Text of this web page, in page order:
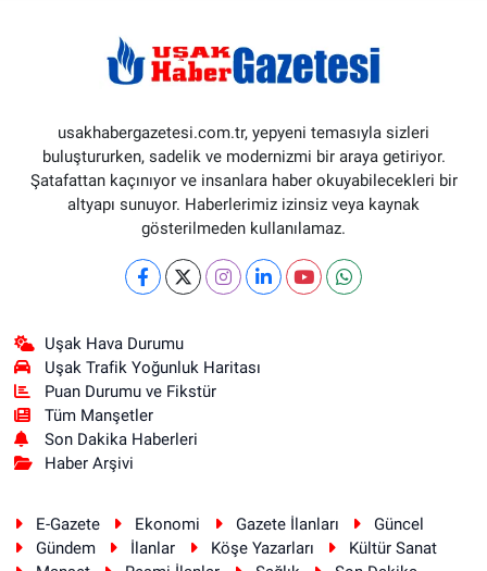
usakhabergazetesi.com.tr, yepyeni temasıyla sizleri
buluştururken, sadelik ve modernizmi bir araya getiriyor.
Şatafattan kaçınıyor ve insanlara haber okuyabilecekleri bir
altyapı sunuyor. Haberlerimiz izinsiz veya kaynak
gösterilmeden kullanılamaz.
Uşak Hava Durumu
Uşak Trafik Yoğunluk Haritası
Puan Durumu ve Fikstür
Tüm Manşetler
Son Dakika Haberleri
Haber Arşivi
E-Gazete Ekonomi Gazete İlanları
Güncel
Gündem
İlanlar Köşe Yazarları
Kültür Sanat